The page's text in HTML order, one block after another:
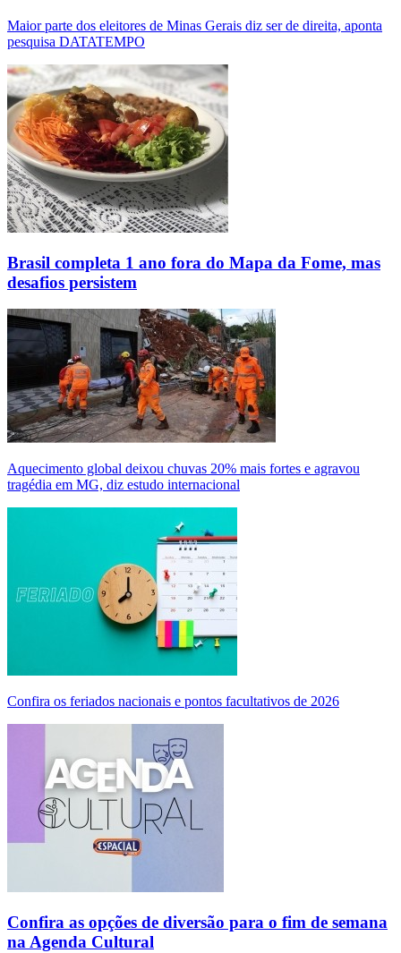
Maior parte dos eleitores de Minas Gerais diz ser de direita, aponta
pesquisa DATATEMPO
Brasil completa 1 ano fora do Mapa da Fome, mas
desafios persistem
Aquecimento global deixou chuvas 20% mais fortes e agravou
tragédia em MG, diz estudo internacional
Confira os feriados nacionais e pontos facultativos de 2026
Confira as opções de diversão para o fim de semana
na Agenda Cultural